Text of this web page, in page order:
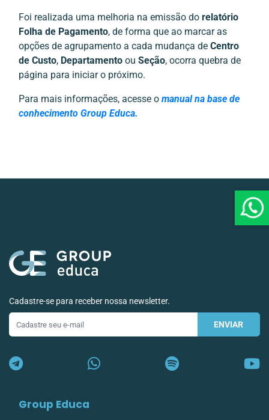
Foi realizada uma melhoria na emissão do relatório
Folha de Pagamento, de forma que ao marcar as
opções de agrupamento a cada mudança de Centro
de Custo, Departamento ou Seção, ocorra quebra de
página para iniciar o próximo.
Para mais informações, acesse o manual na base de
conhecimento Group Educa.
Cadastre-se para receber nossa newsletter.
ENVIAR
Group Educa